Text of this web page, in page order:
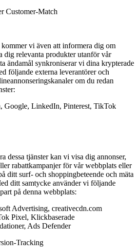
Customer-Match
vi även att informera dig om
dig relevanta produkter utanför vår
ändamål synkroniserar vi dina krypterade
följande externa leverantörer och
om du redan
Google, LinkedIn, Pinterest, TikTok
dessa tjänster kan vi visa dig annonser,
rabattkampanjer för vår webbplats eller
ditt surf- och shoppingbeteende och mäta
ditt samtycke använder vi följande
på denna webbplats:
Advertising, creativecdn.com
Pixel, Klickbaserade
Ads Defender
Tracking